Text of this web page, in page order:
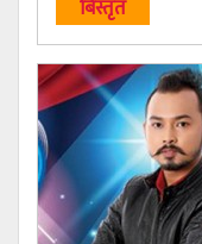
बिस्तृत